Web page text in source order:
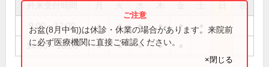
祝
9:00～12:00 ● ● ● ● ●
14:00～16:00 ● ● ● ●
お盆(8月中旬)は休診・休業の場合があります。来院前
に必ず医療機関に直接ご確認ください。
×閉じる